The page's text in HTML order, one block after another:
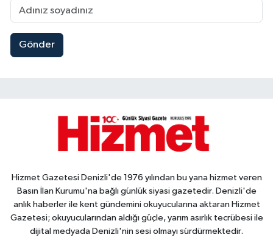
Gönder
Hizmet Gazetesi Denizli'de 1976 yılından bu yana hizmet veren
Basın İlan Kurumu'na bağlı günlük siyasi gazetedir. Denizli'de
anlık haberler ile kent gündemini okuyucularına aktaran Hizmet
Gazetesi; okuyucularından aldığı güçle, yarım asırlık tecrübesi ile
dijital medyada Denizli'nin sesi olmayı sürdürmektedir.